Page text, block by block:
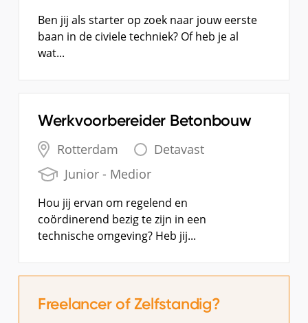
Ben jij als starter op zoek naar jouw eerste
baan in de civiele techniek? Of heb je al
wat...
Werkvoorbereider Betonbouw
Rotterdam
Detavast
Junior - Medior
Hou jij ervan om regelend en
coördinerend bezig te zijn in een
technische omgeving? Heb jij...
Freelancer of Zelfstandig?